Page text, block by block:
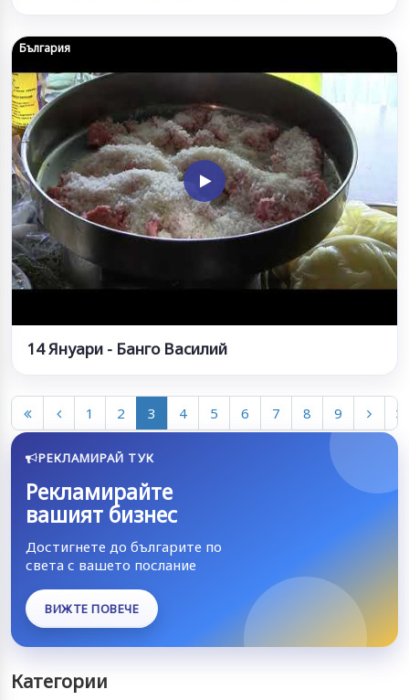
България
14 Януари - Банго Василий
1 2 3 4 5 6 7 8 9
РЕКЛАМИРАЙ ТУК
Рекламирайте
вашият бизнес
Достигнете до българите по
света с вашето послание
ВИЖТЕ ПОВЕЧЕ
Категории